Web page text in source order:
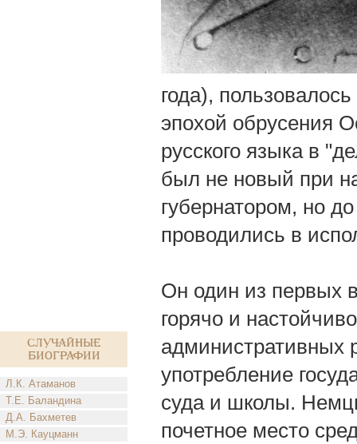
Случайные
биографии
Л.К. Атаманов
Т.Е. Баландина
Д.А. Бахметев
М.Э. Кауцманн
года),
эпохой обрусения
русского языка в
был не новый при
губернатором, но
проводились в
Он один из первых
горячо и
административных
употребление
суда и школы.
почетное место